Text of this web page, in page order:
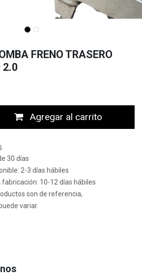
FRENO TRASERO
2.0
Agregar al carrito
30 días
2-3 días hábiles
10-12 días hábiles
son de referencia,
variar.